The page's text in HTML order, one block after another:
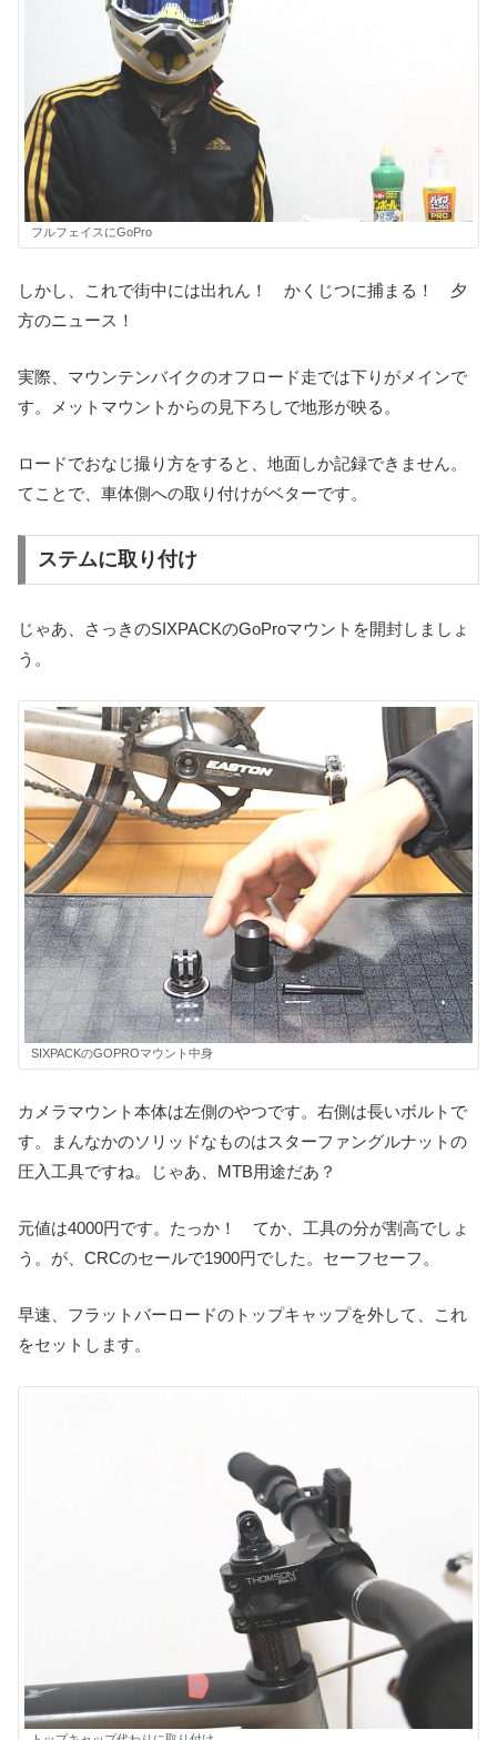
フルフェイスにGoPro
しかし、これで街中には出れん！ かくじつに捕まる！ 夕
方のニュース！
実際、マウンテンバイクのオフロード走では下りがメインで
す。メットマウントからの見下ろしで地形が映る。
ロードでおなじ撮り方をすると、地面しか記録できません。
てことで、車体側への取り付けがベターです。
ステムに取り付け
じゃあ、さっきのSIXPACKのGoProマウントを開封しましょ
う。
SIXPACKのGOPROマウント中身
カメラマウント本体は左側のやつです。右側は長いボルトで
す。まんなかのソリッドなものはスターファングルナットの
圧入工具ですね。じゃあ、MTB用途だあ？
元値は4000円です。たっか！ てか、工具の分が割高でしょ
う。が、CRCのセールで1900円でした。セーフセーフ。
早速、フラットバーロードのトップキャップを外して、これ
をセットします。